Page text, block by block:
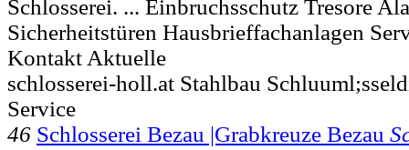
Schlosserei. ... Einbruchsschutz Tresore
Sicherheitstüren Hausbrieffachanlagen
Kontakt Aktuelle
schlosserei-holl.at Stahlbau
Service
46 Schlosserei Bezau |Grabkreuze Bezau